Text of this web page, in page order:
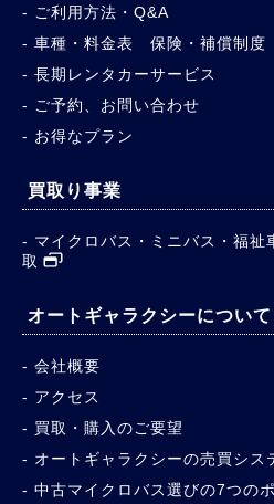
ご利用方法・Q&A
車種・料金表 保険・補償制度
長期レンタカーサービス
ご予約、お問い合わせ
お得なプラン
買取り事業
マイクロバス・ミニバス・福祉
取
オートギャラクシーについて
会社概要
アクセス
買取・購入のご要望
オートギャラクシーの売買シス
中古マイクロバス選びの7つの